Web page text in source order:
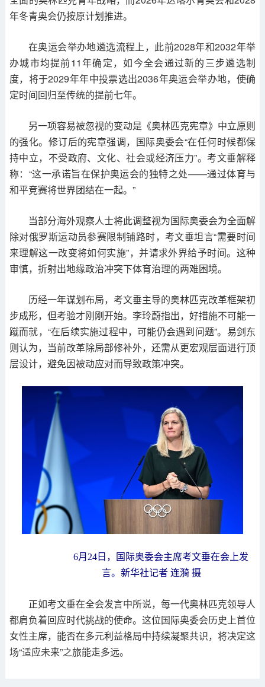
年冬青奥会仍按原计划推进。
在奥运会举办地遴选流程上，此前2028年和2032年举
办城市均提前11年确定，如今全会通过新的三步遴选制
度，将于2029年年中投票选出2036年奥运会举办地，使确
定时间回归至传统的提前七年。
另一项容易被忽视的变动是《奥林匹克宪章》中立原则
的强化。修订后的宪章强调，国际奥委会“在任何时候都保
持中立，不受政府、文化、社会或经济压力”。考文垂解释
称：“这一承诺旨在保护奥运会的独特之处——通过体育与
和平竞赛将世界团结在一起。”
当部分海外观察人士将此调整视为国际奥委会为全面解
除对俄罗斯运动员参赛限制铺路时，考文垂坦言“需要时间
来理解这一改变将如何实施”，并请求外界给予时间。这种
审慎，折射出地缘政治冲突下体育治理的两难困境。
历经一年谋划布局，考文垂主导的奥林匹克改革框架初
步成形，但考验才刚刚开始。李玲蔚指出，好措施不可能一
蹴而就，“在后续实施过程中，可能仍会遇到问题”。易剑东
则认为，当前改革除局部修补外，还需从更宏观层面进行顶
层设计，避免因被动应对而导致政策冲突。
6月24日，国际奥委会主席考文垂在会上发
言。新华社记者 连漪 摄
正如考文垂在全会发言中所说，每一代奥林匹克领导人
都肩负着回应时代挑战的使命。这位国际奥委会历史上首位
女性主席，能否在多元利益格局中持续凝聚共识，将决定这
场“适应未来”之旅能走多远。